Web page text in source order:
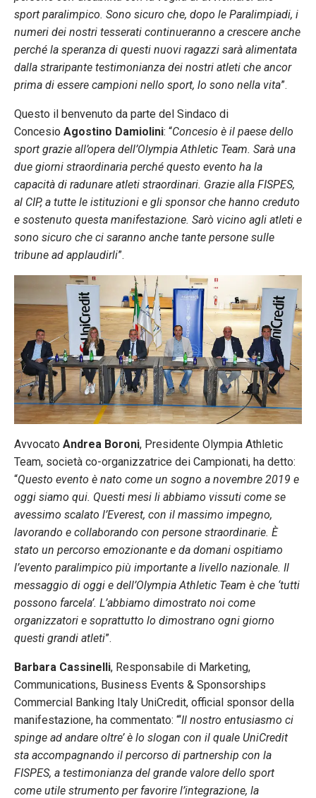
sport paralimpico. Sono sicuro che, dopo le Paralimpiadi, i
numeri dei nostri tesserati continueranno a crescere anche
perché la speranza di questi nuovi ragazzi sarà alimentata
dalla straripante testimonianza dei nostri atleti che ancor
prima di essere campioni nello sport, lo sono nella vita”.
Questo il benvenuto da parte del Sindaco di
Concesio Agostino Damiolini: “Concesio è il paese dello
sport grazie all’opera dell’Olympia Athletic Team. Sarà una
due giorni straordinaria perché questo evento ha la
capacità di radunare atleti straordinari. Grazie alla FISPES,
al CIP, a tutte le istituzioni e gli sponsor che hanno creduto
e sostenuto questa manifestazione. Sarò vicino agli atleti e
sono sicuro che ci saranno anche tante persone sulle
tribune ad applaudirli”.
Avvocato Andrea Boroni, Presidente Olympia Athletic
Team, società co-organizzatrice dei Campionati, ha detto:
“Questo evento è nato come un sogno a novembre 2019 e
oggi siamo qui. Questi mesi li abbiamo vissuti come se
avessimo scalato l’Everest, con il massimo impegno,
lavorando e collaborando con persone straordinarie. È
stato un percorso emozionante e da domani ospitiamo
l’evento paralimpico più importante a livello nazionale. Il
messaggio di oggi e dell’Olympia Athletic Team è che ‘tutti
possono farcela’. L’abbiamo dimostrato noi come
organizzatori e soprattutto lo dimostrano ogni giorno
questi grandi atleti”.
Barbara Cassinelli, Responsabile di Marketing,
Communications, Business Events & Sponsorships
Commercial Banking Italy UniCredit, official sponsor della
manifestazione, ha commentato: “‘Il nostro entusiasmo ci
spinge ad andare oltre’ è lo slogan con il quale UniCredit
sta accompagnando il percorso di partnership con la
FISPES, a testimonianza del grande valore dello sport
come utile strumento per favorire l’integrazione, la